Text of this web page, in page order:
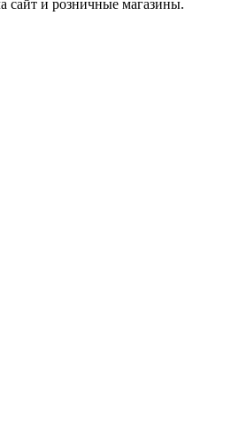
сайт и розничные магазины.